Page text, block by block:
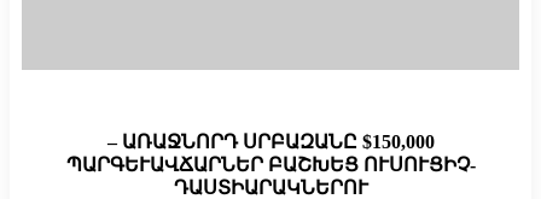
– ԱՌԱՋՆՈՐԴ ՍՐԲԱԶԱՆԸ $150,000
ՊԱՐԳԵՒԱՎՃԱՐՆԵՐ ԲԱՇԽԵՑ ՈՒՍՈՒՑԻՉ-
ԴԱՍՏԻԱՐԱԿՆԵՐՈՒ